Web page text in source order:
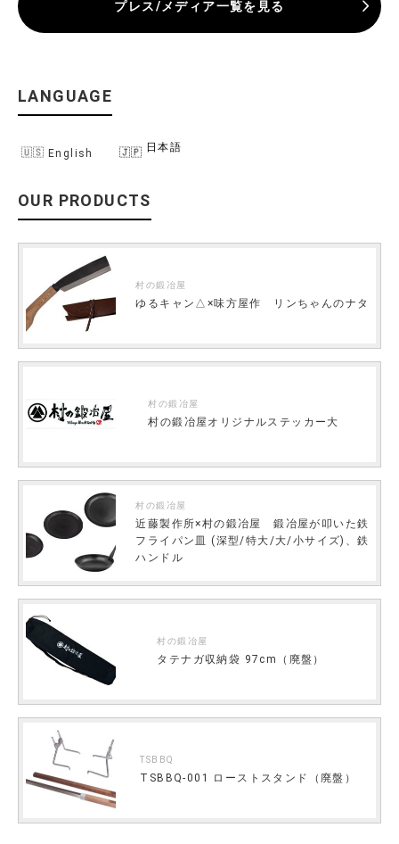
プレス/メディア一覧を見る
LANGUAGE
English
日本語
OUR PRODUCTS
村の鍛冶屋
ゆるキャン△×味方屋作 リンちゃんのナタ
村の鍛冶屋
村の鍛冶屋オリジナルステッカー大
村の鍛冶屋
近藤製作所×村の鍛冶屋 鍛冶屋が叩いた鉄
フライパン皿 (深型/特大/大/小サイズ)、鉄
ハンドル
村の鍛冶屋
タテナガ収納袋 97cm（廃盤）
TSBBQ
TSBBQ-001 ローストスタンド（廃盤）